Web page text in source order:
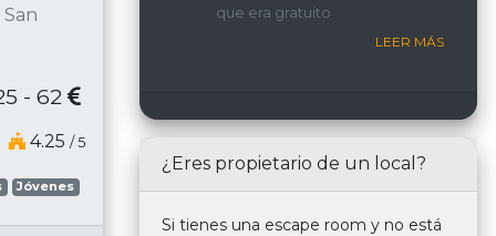
San
- 62
4.25 / 5
Jóvenes
nosotros.
que era gratuito
LEER MÁS
¿Eres propietario de un local?
Si tienes una escape room y no está